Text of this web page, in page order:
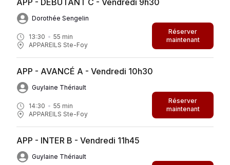
13:30 55 min
APPAREILS Ste-Foy
Dorothée Sengelin
Réserver
maintenant
14:30 55 min
APPAREILS Ste-Foy
APP - AVANCÉ A - Vendredi 10h30
Guylaine Thériault
Réserver
maintenant
APP - INTER B - Vendredi 11h45
Guylaine Thériault